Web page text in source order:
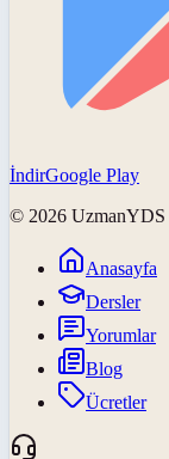
İndirGoogle Play
© 2026 UzmanYDS
Anasayfa
Dersler
Yorumlar
Blog
Ücretler